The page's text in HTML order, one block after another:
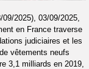
2025), 03/09/2025,
en France traverse
judiciaires et les
vêtements neufs
3,1 milliards en 2019,